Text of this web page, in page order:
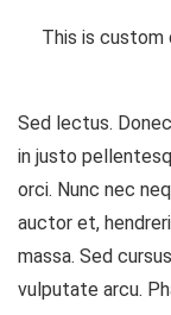
This is
Sed lectus.
in justo
orci. Nunc nec
auctor et,
massa. Sed
vulputate arcu.